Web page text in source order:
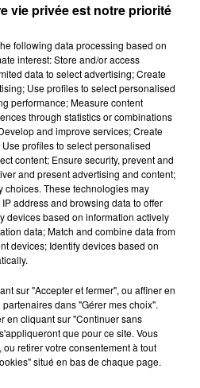
DE REIMS FERME
du centre-ville
est contraint de
2h46
2h46
JUNGELI & EMMA
Juste Un Peu
2h41
2h41
vie privée est notre priorité
following data processing based on
interest: Store and/or access
data to select advertising; Create
Use profiles to select personalised
performance; Measure content
through statistics or combinations
and improve services; Create
profiles to select personalised
content; Ensure security, prevent and
and present advertising and content;
choices. These technologies may
address and browsing data to offer
devices based on information actively
data; Match and combine data from
devices; Identify devices based on
sur "Accepter et fermer", ou affiner en
dans "Gérer mes choix".
en cliquant sur "Continuer sans
que pour ce site. Vous
retirer votre consentement à tout
situé en bas de chaque page.